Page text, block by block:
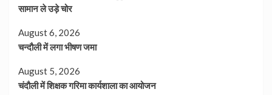
सामान ले उड़े चोर
August 6, 2026
चन्दौली में लगा भीषण जमा
August 5, 2026
चंदौली में शिक्षक गरिमा कार्यशाला का आयोजन